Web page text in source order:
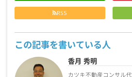
RSS
この記事を書いている人
香月 秀明
カツキ不動産コンサル